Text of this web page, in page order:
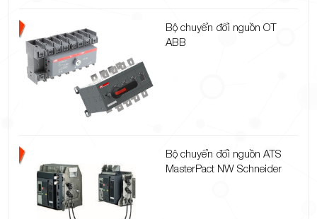
Bộ chuyển đổi nguồn OT
ABB
Bộ chuyển đổi nguồn ATS
MasterPact NW Schneider